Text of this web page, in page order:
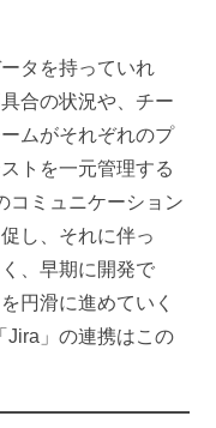
タを持っていれ
合の状況や、チー
ムがそれぞれのプ
トを一元管理する
コミュニケーション
し、それに伴っ
、早期に開発で
円滑に進めていく
Jira」の連携はこの